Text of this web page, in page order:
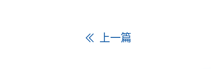
上一篇